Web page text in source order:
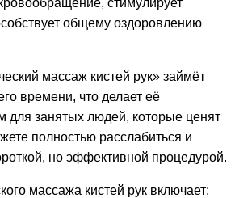
общему оздоровлению
массаж кистей рук» займёт
времени, что делает её
занятых людей, которые ценят
полностью расслабиться и
но эффективной процедурой.
массажа кистей рук включает: